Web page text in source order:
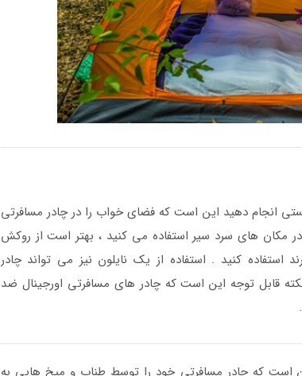
انجام دهید این است که فضای خواب را در چادر مسافرتی
مکان های سرد سیر استفاده می کنید ، بهتر است از روکش
کنید . استفاده از یک نایلون نیز می تواند چادر
قابل توجه این است که چادر های مسافرتی اورجینال ضد
است که چادر مسافرتی خود را توسط طناب و میخ هایی به